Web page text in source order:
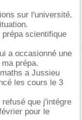
sur l'université.
scientifique
a occasionné une
prépa.
a Jussieu
les cours le 3
que j'intégre
pour le